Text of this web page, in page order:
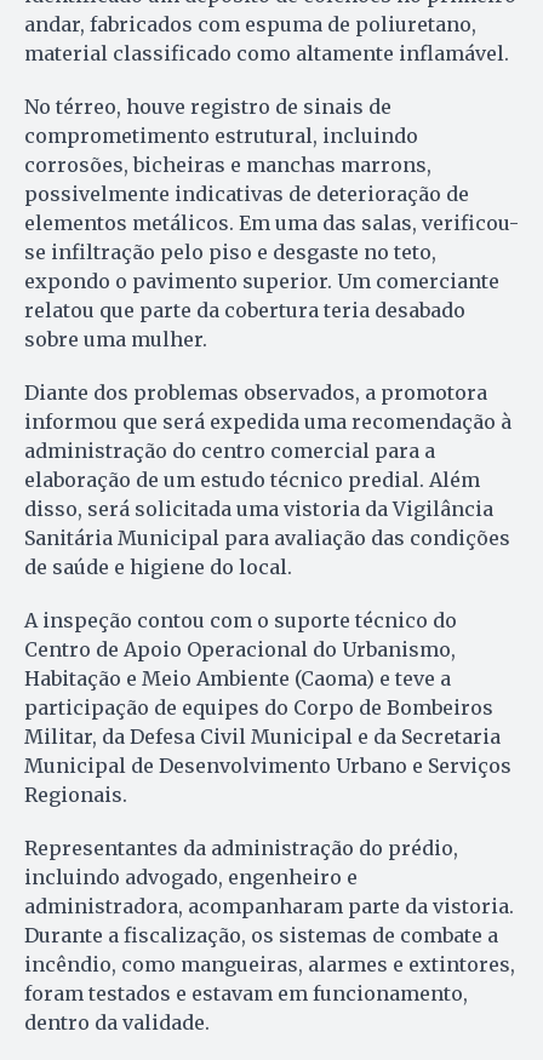
andar, fabricados com espuma de poliuretano,
material classificado como altamente inflamável.
No térreo, houve registro de sinais de
comprometimento estrutural, incluindo
corrosões, bicheiras e manchas marrons,
possivelmente indicativas de deterioração de
elementos metálicos. Em uma das salas, verificou-
se infiltração pelo piso e desgaste no teto,
expondo o pavimento superior. Um comerciante
relatou que parte da cobertura teria desabado
sobre uma mulher.
Diante dos problemas observados, a promotora
informou que será expedida uma recomendação à
administração do centro comercial para a
elaboração de um estudo técnico predial. Além
disso, será solicitada uma vistoria da Vigilância
Sanitária Municipal para avaliação das condições
de saúde e higiene do local.
A inspeção contou com o suporte técnico do
Centro de Apoio Operacional do Urbanismo,
Habitação e Meio Ambiente (Caoma) e teve a
participação de equipes do Corpo de Bombeiros
Militar, da Defesa Civil Municipal e da Secretaria
Municipal de Desenvolvimento Urbano e Serviços
Regionais.
Representantes da administração do prédio,
incluindo advogado, engenheiro e
administradora, acompanharam parte da vistoria.
Durante a fiscalização, os sistemas de combate a
incêndio, como mangueiras, alarmes e extintores,
foram testados e estavam em funcionamento,
dentro da validade.